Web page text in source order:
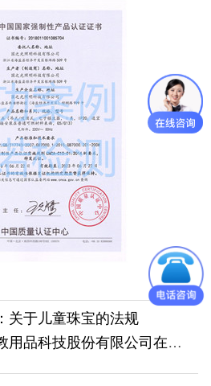
关于儿童珠宝的法规
限公司在我司顺利取得视频玩具/电子黑板3C认证证书